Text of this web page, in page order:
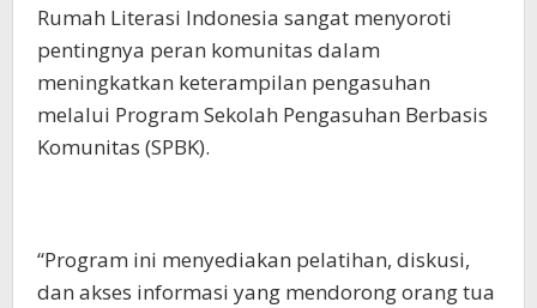
Rumah Literasi Indonesia sangat menyoroti
pentingnya peran komunitas dalam
meningkatkan keterampilan pengasuhan
melalui Program Sekolah Pengasuhan Berbasis
Komunitas (SPBK).
“Program ini menyediakan pelatihan, diskusi,
dan akses informasi yang mendorong orang tua